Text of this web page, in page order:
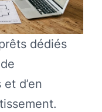
dédiés
d’en